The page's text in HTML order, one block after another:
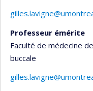
Professeur émérite
Faculté de médecine
buccale